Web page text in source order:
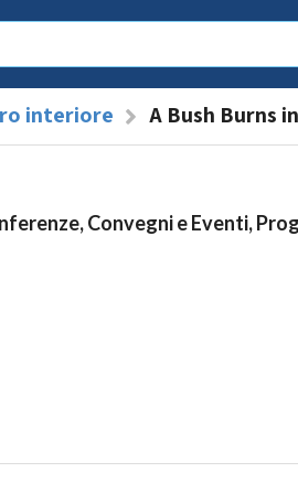
interiore A Bush Burns
Convegni e Eventi,